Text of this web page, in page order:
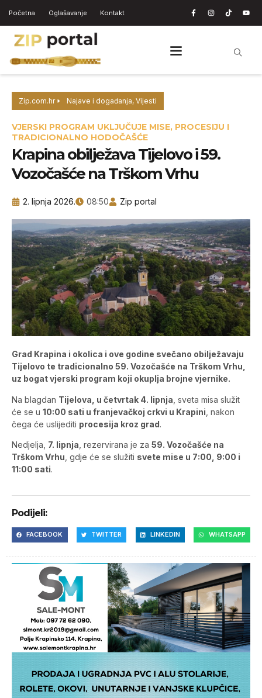
Početna Oglašavanje Kontakt
Zip.com.hr Najave i događanja, Vijesti
VJERSKI PROGRAM UKLJUČUJE MISE, PROCESIJU I
TRADICIONALNO HODOČAŠĆE
Krapina obilježava Tijelovo i 59.
Vozočašće na Trškom Vrhu
2. lipnja 2026. 08:50 Zip portal
Grad Krapina i okolica i ove godine svečano obilježavaju
Tijelovo te tradicionalno 59. Vozočašće na Trškom Vrhu,
uz bogat vjerski program koji okuplja brojne vjernike.
Na blagdan Tijelova, u četvrtak 4. lipnja , sveta misa služit
će se u 10:00 sati u franjevačkoj crkvi u Krapini , nakon
čega će uslijediti procesija kroz grad.
Nedjelja, 7. lipnja , rezervirana je za 59. Vozočašće na
Trškom Vrhu , gdje će se služiti svete mise u 7:00, 9:00 i
11:00 sati.
Podijeli:
FACEBOOK TWITTER LINKEDIN WHATSAPP